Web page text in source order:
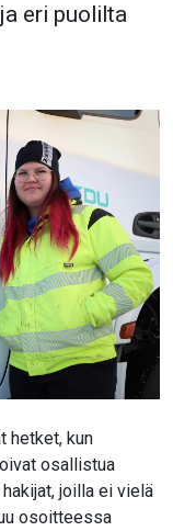
eri puolilta
hetket, kun
osallistua
joilla ei vielä
osoitteessa